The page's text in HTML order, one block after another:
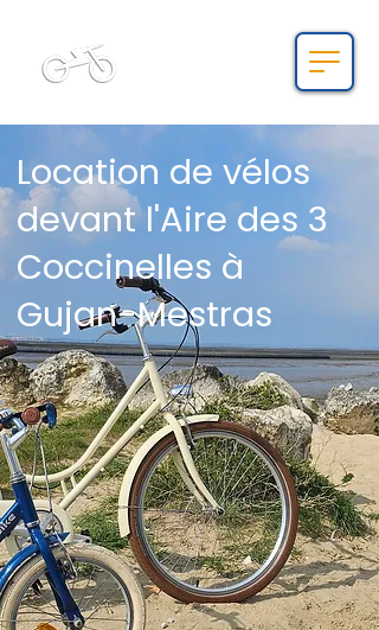
Location de vélos
devant l'Aire des 3
Coccinelles à
Gujan-Mestras